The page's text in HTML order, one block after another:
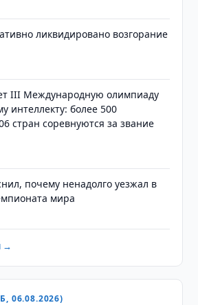
ликвидировано возгорание
III Международную олимпиаду
интеллекту: более 500
стран соревнуются за звание
почему ненадолго уезжал в
мира
→
06.08.2026)